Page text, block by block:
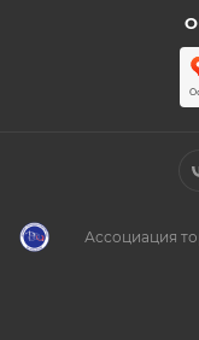
Ассоциация